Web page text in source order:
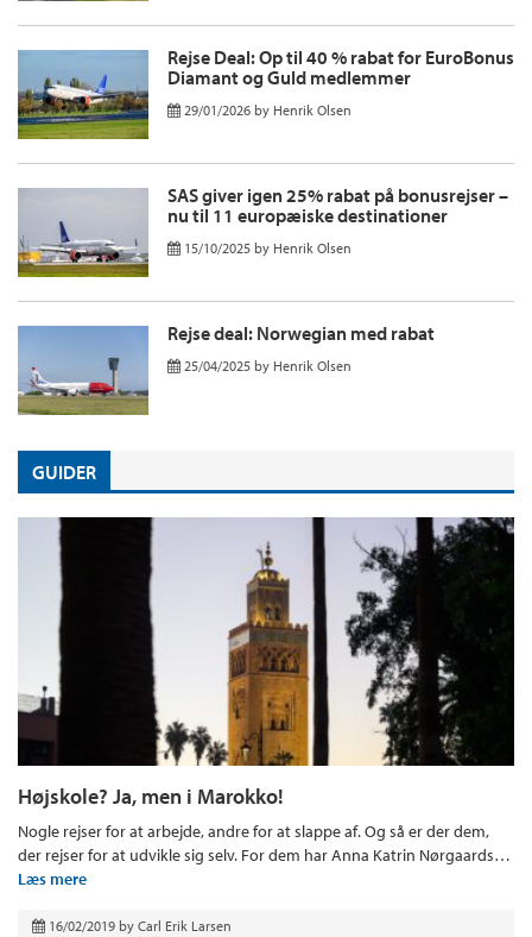
Rejse Deal: Op til 40 % rabat for EuroBonus
Diamant og Guld medlemmer
29/01/2026 by Henrik Olsen
SAS giver igen 25% rabat på bonusrejser –
nu til 11 europæiske destinationer
15/10/2025 by Henrik Olsen
Rejse deal: Norwegian med rabat
25/04/2025 by Henrik Olsen
GUIDER
Højskole? Ja, men i Marokko!
Nogle rejser for at arbejde, andre for at slappe af. Og så er der dem,
der rejser for at udvikle sig selv. For dem har Anna Katrin Nørgaards…
Læs mere
16/02/2019 by Carl Erik Larsen